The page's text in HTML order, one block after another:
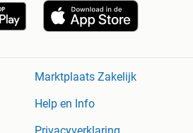
Marktplaats Zakelijk
Help en Info